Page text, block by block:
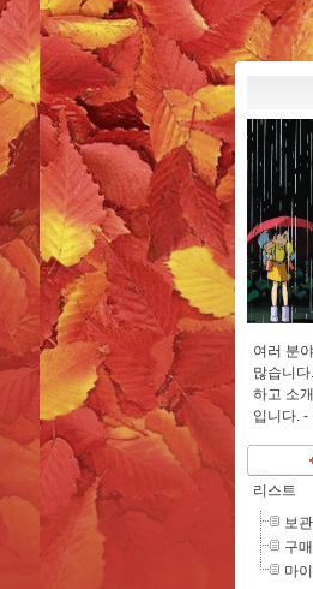
여러 분
많습니
하고 소
입니다. -
리스트
보
구
마